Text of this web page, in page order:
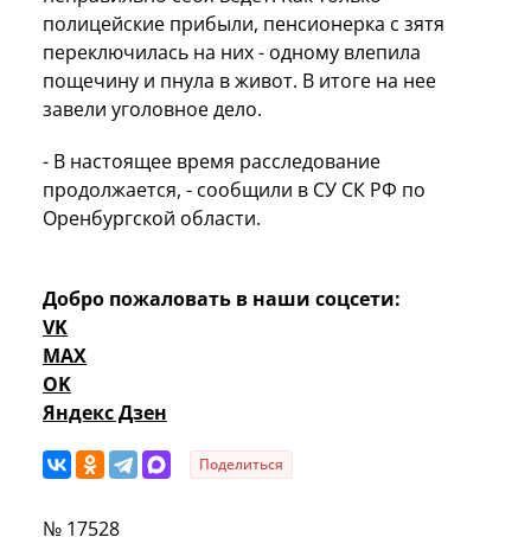
полицейские прибыли, пенсионерка с зятя
переключилась на них - одному влепила
пощечину и пнула в живот. В итоге на нее
завели уголовное дело.
- В настоящее время расследование
продолжается, - сообщили в СУ СК РФ по
Оренбургской области.
Добро пожаловать в наши соцсети:
VK
MAX
OK
Яндекс Дзен
Поделиться
№ 17528